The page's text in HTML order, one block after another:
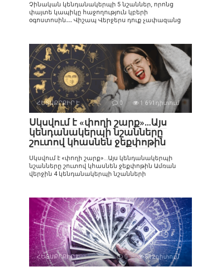
Չինական կենդանակերպի 5 նշաններ, որոնց
փայտե կապիկը հաջողություն կբերի
օգոստոսին․․․ Վիշապ Վերջերս դուք չափազանց
ՀԵՏԱՔՐՔԻՐ Է 0 1 691դիտում
Սկսվում է «փողի շարք»…Այս
կենդանակերպի նշանները
շուտով կհասնեն ջեքփոթին
Սկսվում է «փողի շարք»…Այս կենդանակերպի
նշանները շուտով կհասնեն ջեքփոթին Ամռան
վերջին 4 կենդանակերպի նշանների
ՀԵՏԱՔՐՔԻՐ Է 0 812դիտում